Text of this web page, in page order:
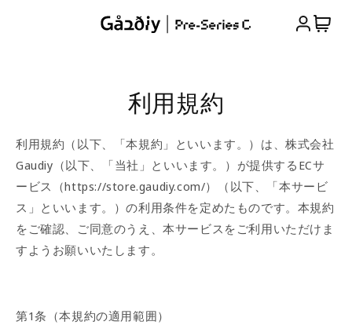
グ
イ
ー
利用規約
利用規約（以下、「本規約」といいます。）は、株式会社
Gaudiy（以下、「当社」といいます。）が提供するECサ
ービス（https://store.gaudiy.com/）（以下、「本サービ
ス」といいます。）の利用条件を定めたものです。本規約
をご確認、ご同意のうえ、本サービスをご利用いただけま
すようお願いいたします。
第1条（本規約の適用範囲）